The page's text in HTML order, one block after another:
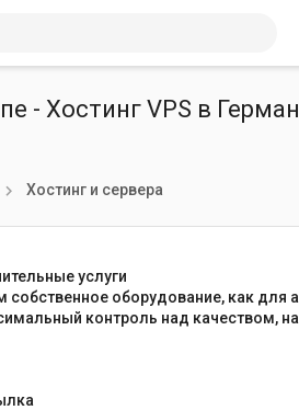
- Хостинг VPS в
Хостинг и сервера
услуги
собственное оборудование, как для
контроль над качеством,